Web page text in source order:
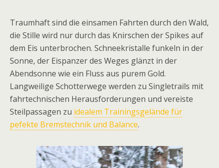
Traumhaft sind die einsamen Fahrten durch den Wald,
die Stille wird nur durch das Knirschen der Spikes auf
dem Eis unterbrochen. Schneekristalle funkeln in der
Sonne, der Eispanzer des Weges glänzt in der
Abendsonne wie ein Fluss aus purem Gold.
Langweilige Schotterwege werden zu Singletrails mit
fahrtechnischen Herausforderungen und vereiste
Steilpassagen zu idealem Trainingsgelände für
pefekte Bremstechnik und Balance.